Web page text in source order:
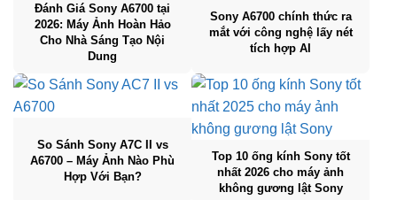
Đánh Giá Sony A6700 tại
2026: Máy Ảnh Hoàn Hảo
Cho Nhà Sáng Tạo Nội
Dung
Sony A6700 chính thức ra
mắt với công nghệ lấy nét
tích hợp AI
So Sánh Sony A7C II vs
A6700 – Máy Ảnh Nào Phù
Hợp Với Bạn?
Top 10 ống kính Sony tốt
nhất 2026 cho máy ảnh
không gương lật Sony